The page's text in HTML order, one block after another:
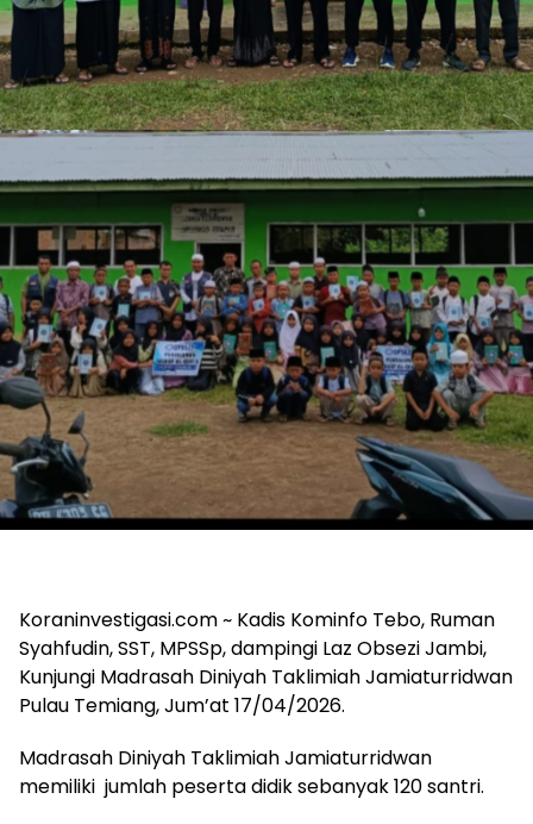
Koraninvestigasi.com ~ Kadis Kominfo Tebo, Ruman
Syahfudin, SST, MPSSp, dampingi Laz Obsezi Jambi,
Kunjungi Madrasah Diniyah Taklimiah Jamiaturridwan
Pulau Temiang, Jum’at 17/04/2026.
Madrasah Diniyah Taklimiah Jamiaturridwan
memiliki jumlah peserta didik sebanyak 120 santri.